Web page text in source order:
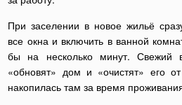
При заселении в новое жильё
все окна и включить в ванной
бы на несколько минут. Свежий
«обновят» дом и «очистят» его
накопилась там за время